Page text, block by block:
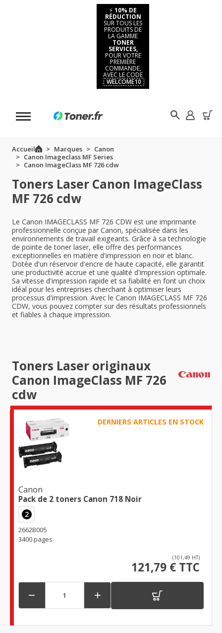
⚡ 10% DE
RÉDUCTION
SUR TOUS LES
PRODUITS DE
LA GAMME
TONER
SERVICES,
POUR VOTRE
PREMIÈRE
COMMANDE,
AVEC LE CODE
WELCOME10
Accueil Marques
Canon
Canon Imageclass MF Series
Canon ImageClass MF 726 cdw
Toners Laser Canon ImageClass
MF 726 cdw
Le Canon IMAGECLASS MF 726 CDW est une imprimante
professionnelle conçue par Canon, spécialisée dans les
environnements de travail exigeants. Grâce à sa technologie
de pointe de toner laser, elle offre des performances
exceptionnelles en matière d'impression en noir et blanc.
Dotée d'un réservoir d'encre de haute capacité, elle garantit
une productivité accrue et une qualité d'impression optimale.
Sa vitesse d'impression rapide et sa fiabilité en font un choix
idéal pour les entreprises cherchant à optimiser leurs
processus d'impression. Avec le Canon IMAGECLASS MF 726
CDW, vous pouvez compter sur des résultats professionnels
et fiables à chaque impression.
Toners Laser originaux
Canon ImageClass MF 726
cdw
DERNIERS ARTICLES EN STOCK
Canon
Pack de 2 toners Canon 718 Noir
2
2662B005
3400 pages
(101,49 HT)
121,79 € TTC
 